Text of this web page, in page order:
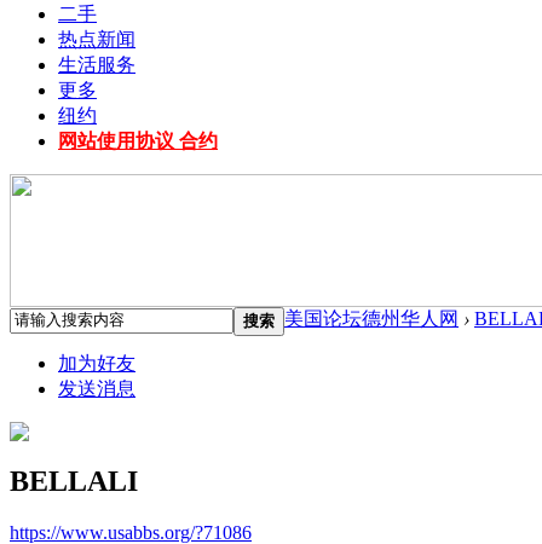
二手
热点新闻
生活服务
更多
纽约
网站使用协议 合约
搜索 美国论坛德州华人网 ›
加为好友
发送消息
BELLALI
https://www.usabbs.org/?71086